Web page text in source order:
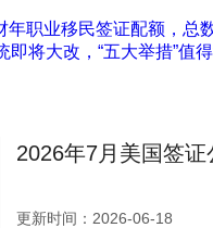
职业移民签证配额，总
将大改，“五大举措”值得
2026年7月美国签
更新时间：2026-06-18